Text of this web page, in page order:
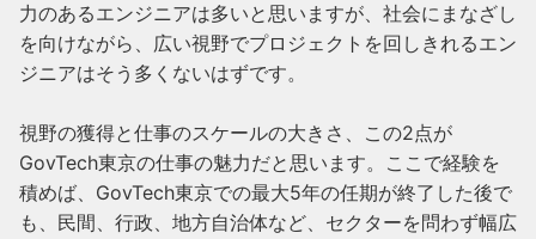
力のあるエンジニアは多いと思いますが、社会にまなざし
を向けながら、広い視野でプロジェクトを回しきれるエン
ジニアはそう多くないはずです。
視野の獲得と仕事のスケールの大きさ、この2点が
GovTech東京の仕事の魅力だと思います。ここで経験を
積めば、GovTech東京での最大5年の任期が終了した後で
も、民間、行政、地方自治体など、セクターを問わず幅広